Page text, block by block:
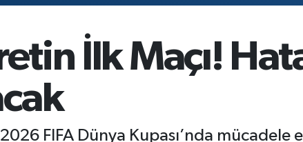
İlk Maçı!
FIFA Dünya Kupası’nda mücadele